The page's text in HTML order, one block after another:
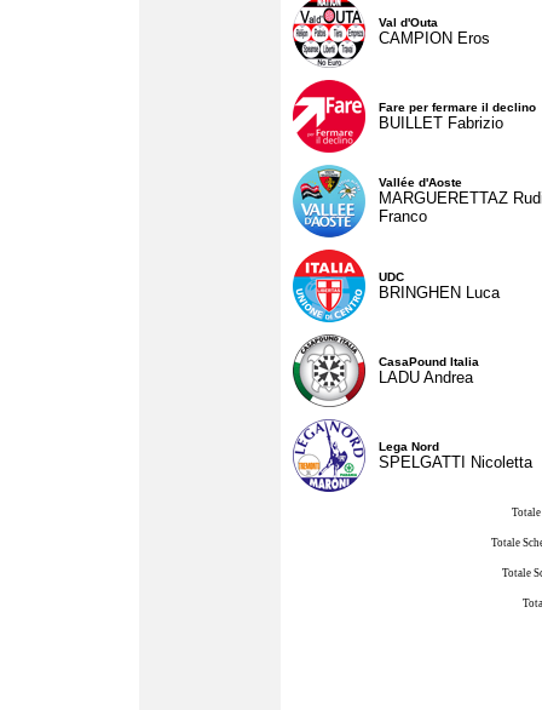
Val d'Outa
CAMPION Eros
Fare per fermare il declino
BUILLET Fabrizio
Vallée d'Aoste
MARGUERETTAZ
Franco
UDC
BRINGHEN Luca
CasaPound Italia
LADU Andrea
Lega Nord
SPELGATTI Nicoletta
Totale
Totale